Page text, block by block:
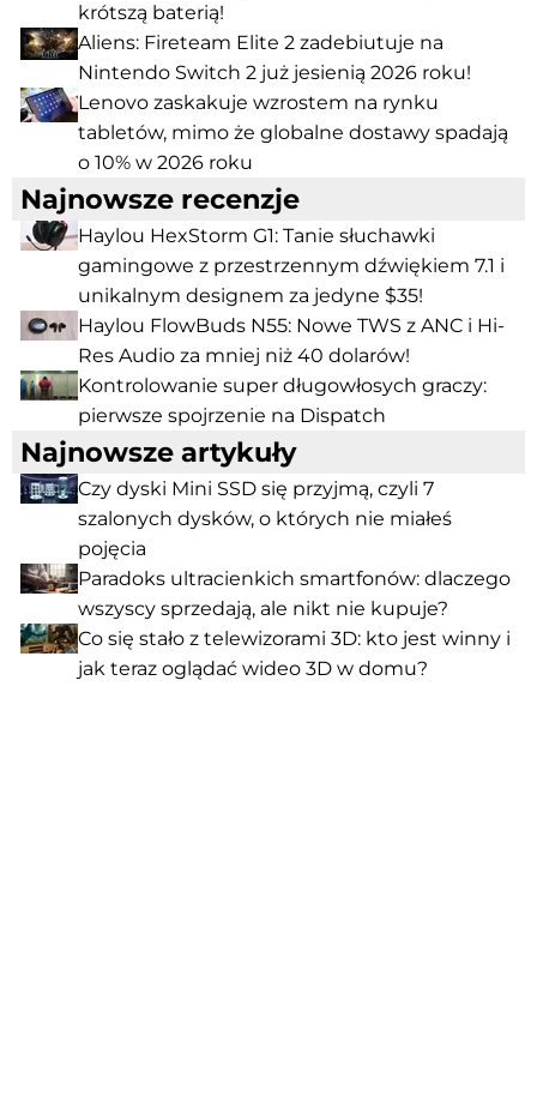
krótszą baterią!
Aliens: Fireteam Elite 2 zadebiutuje na
Nintendo Switch 2 już jesienią 2026 roku!
Lenovo zaskakuje wzrostem na rynku
tabletów, mimo że globalne dostawy spadają
o 10% w 2026 roku
Najnowsze recenzje
Haylou HexStorm G1: Tanie słuchawki
gamingowe z przestrzennym dźwiękiem 7.1 i
unikalnym designem za jedyne $35!
Haylou FlowBuds N55: Nowe TWS z ANC i Hi-
Res Audio za mniej niż 40 dolarów!
Kontrolowanie super długowłosych graczy:
pierwsze spojrzenie na Dispatch
Najnowsze artykuły
Czy dyski Mini SSD się przyjmą, czyli 7
szalonych dysków, o których nie miałeś
pojęcia
Paradoks ultracienkich smartfonów: dlaczego
wszyscy sprzedają, ale nikt nie kupuje?
Co się stało z telewizorami 3D: kto jest winny i
jak teraz oglądać wideo 3D w domu?